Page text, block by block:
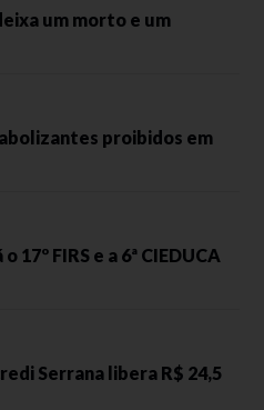
um morto e um
proibidos em
FIRS e a 6ª CIEDUCA
Serrana libera R$ 24,5